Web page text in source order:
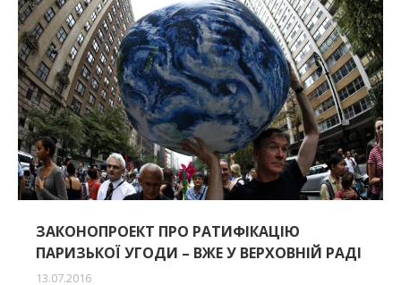
ЗАКОНОПРОЕКТ ПРО РАТИФІКАЦІЮ
ПАРИЗЬКОЇ УГОДИ – ВЖЕ У ВЕРХОВНІЙ РАДІ
13.07.2016